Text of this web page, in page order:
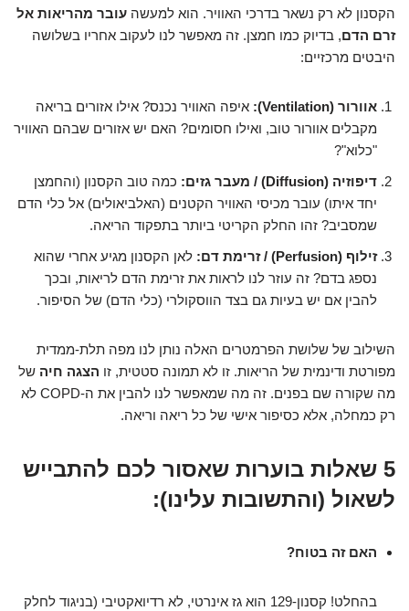
הקסנון לא רק נשאר בדרכי האוויר. הוא למעשה עובר מהריאות אל
זרם הדם, בדיוק כמו חמצן. זה מאפשר לנו לעקוב אחריו בשלושה
היבטים מרכזיים:
אוורור (Ventilation):
איפה האוויר נכנס? אילו אזורים בריאה
מקבלים אוורור טוב, ואילו חסומים? האם יש אזורים שבהם האוויר
"כלוא"?
דיפוזיה (Diffusion) / מעבר גזים:
כמה טוב הקסנון (והחמצן
יחד איתו) עובר מכיסי האוויר הקטנים (האלביאולים) אל כלי הדם
שמסביב? זהו החלק הקריטי ביותר בתפקוד הריאה.
זילוף (Perfusion) / זרימת דם:
לאן הקסנון מגיע אחרי שהוא
נספג בדם? זה עוזר לנו לראות את זרימת הדם לריאות, ובכך
להבין אם יש בעיות גם בצד הווסקולרי (כלי הדם) של הסיפור.
השילוב של שלושת הפרמטרים האלה נותן לנו מפה תלת-ממדית
מפורטת ודינמית של הריאות. זו לא תמונה סטטית, זו הצגה חיה של
מה שקורה שם בפנים. זה מה שמאפשר לנו להבין את ה-COPD לא
רק כמחלה, אלא כסיפור אישי של כל ריאה וריאה.
5 שאלות בוערות שאסור לכם להתבייש
לשאול (והתשובות עלינו):
האם זה בטוח?
בהחלט! קסנון-129 הוא גז אינרטי, לא רדיואקטיבי (בניגוד לחלק